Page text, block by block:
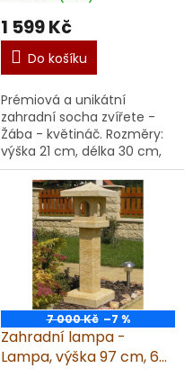
1 599 Kč
Do košíku
Prémiová a unikátní
zahradní socha zvířete -
Žába - květináč. Rozměry:
výška 21 cm, délka 30 cm,
váha 10 kg. Garantujeme
dodání v
nepoškozeném stavu.
Materiál: umělý...
7 000 Kč –7 %
Zahradní lampa -
Lampa, výška 97 cm, 60